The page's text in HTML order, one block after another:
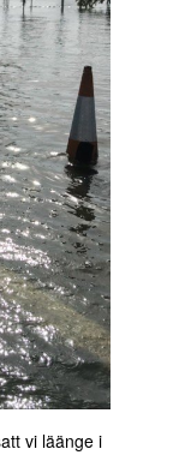
vi läänge i